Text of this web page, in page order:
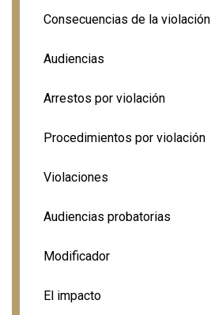
Consecuencias de la violación
Audiencias
Arrestos por violación
Procedimientos por violación
Violaciones
Audiencias probatorias
Modificador
El impacto